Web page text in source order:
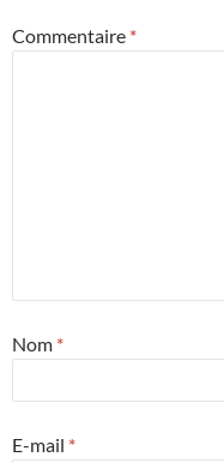
Commentaire *
Nom *
E-mail *